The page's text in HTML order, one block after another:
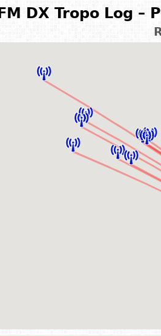
FM DX Tropo Log –